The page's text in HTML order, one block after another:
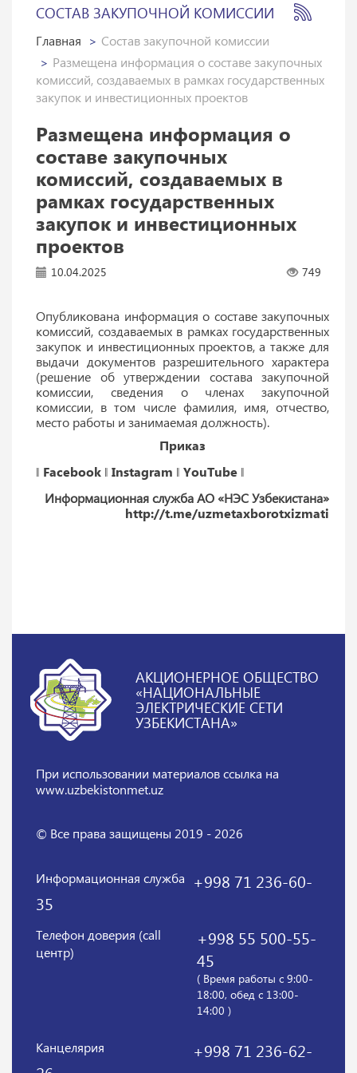
СОСТАВ ЗАКУПОЧНОЙ КОМИССИИ
Главная
Состав закупочной комиссии
Размещена информация о составе закупочных
комиссий, создаваемых в рамках государственных
закупок и инвестиционных проектов
Размещена информация о
составе закупочных
комиссий, создаваемых в
рамках государственных
закупок и инвестиционных
проектов
10.04.2025 749
Опубликована информация о составе закупочных
комиссий, создаваемых в рамках государственных
закупок и инвестиционных проектов, а также для
выдачи документов разрешительного характера
(решение об утверждении состава закупочной
комиссии, сведения о членах закупочной
комиссии, в том числе фамилия, имя, отчество,
место работы и занимаемая должность).
Приказ
‖ Facebook ‖ Instagram ‖ YouTube ‖
Информационная служба АО «НЭС Узбекистана»
http://t.me/uzmetaxborotxizmati
АКЦИОНЕРНОЕ ОБЩЕСТВО
«НАЦИОНАЛЬНЫЕ
ЭЛЕКТРИЧЕСКИЕ СЕТИ
УЗБЕКИСТАНА»
При использовании материаловссылка на
www.uzbekistonmet.uz
© Все права защищены 2019 - 2026
Информационная служба
+998 71 236-60-
35
Телефон доверия (call
центр)
+998 55 500-55-
45
( Время работы с 9:00-
18:00, обед с 13:00-
14:00 )
Канцелярия
+998 71 236-62-